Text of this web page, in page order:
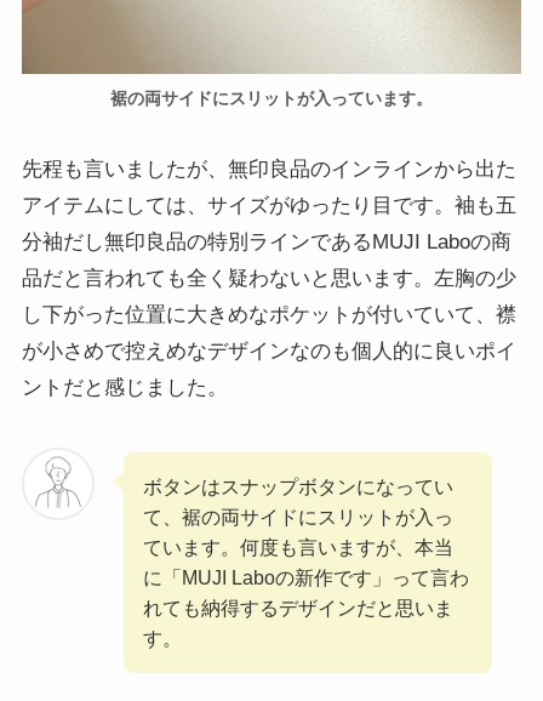
裾の両サイドにスリットが入っています。
先程も言いましたが、無印良品のインラインから出た
アイテムにしては、サイズがゆったり目です。袖も五
分袖だし無印良品の特別ラインであるMUJI Laboの商
品だと言われても全く疑わないと思います。左胸の少
し下がった位置に大きめなポケットが付いていて、襟
が小さめで控えめなデザインなのも個人的に良いポイ
ントだと感じました。
ボタンはスナップボタンになってい
て、裾の両サイドにスリットが入っ
ています。何度も言いますが、本当
に「MUJI Laboの新作です」って言わ
れても納得するデザインだと思いま
す。